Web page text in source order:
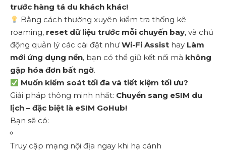
trước hàng tá du khách khác!
Bằng cách thường xuyên kiểm tra thống kê
roaming, reset dữ liệu trước mỗi chuyến bay, và chủ
động quản lý các cài đặt như Wi-Fi Assist hay Làm
mới ứng dụng nền, bạn có thể giữ kết nối mà không
gặp hóa đơn bất ngờ.
Muốn kiểm soát tối đa và tiết kiệm tối ưu?
Giải pháp thông minh nhất: Chuyển sang eSIM du
lịch – đặc biệt là eSIM GoHub!
Bạn sẽ có:
Truy cập mạng nội địa ngay khi hạ cánh